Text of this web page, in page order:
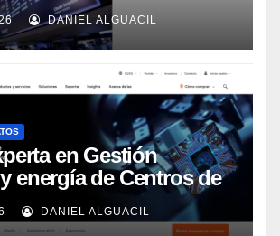
DANIEL ALGUACIL
en Gestión
energía de Centros de
su crecimiento
DANIEL ALGUACIL